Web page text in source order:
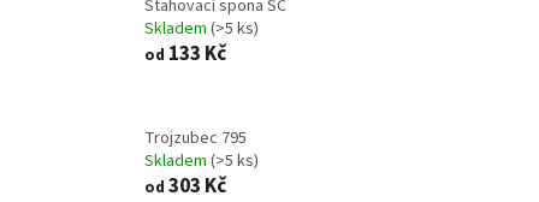
Stahovací spona SC
Skladem (>5 ks)
od 133 Kč
Trojzubec 795
Skladem (>5 ks)
od 303 Kč